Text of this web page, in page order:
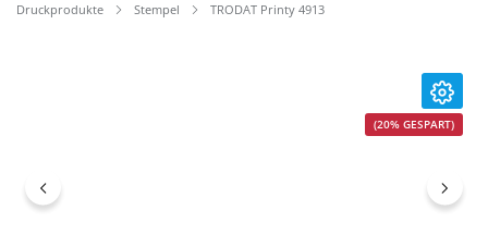
Druckprodukte Stempel TRODAT Printy 4913
(20% GESPART)